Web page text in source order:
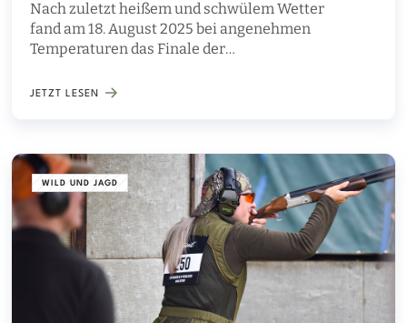
Nach zuletzt heißem und schwülem Wetter
fand am 18. August 2025 bei angenehmen
Temperaturen das Finale der
den Einzelwertungen statt. Präzision,
in Liebenau gekürt
JETZT LESEN
WILD UND JAGD